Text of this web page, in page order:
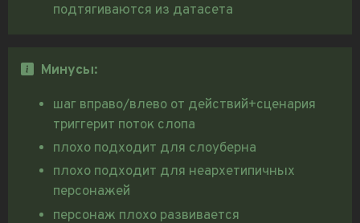
подтягиваются из датасета
Минусы:
шаг вправо/влево от действий+сценария
триггерит поток слопа
плохо подходит для слоуберна
плохо подходит для неархетипичных
персонажей
персонаж плохо развивается